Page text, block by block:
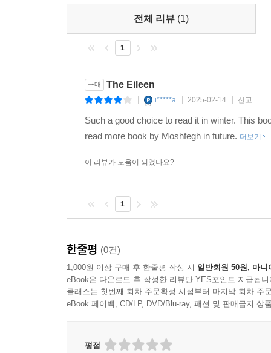
전체 리뷰 (1)
1
구매 The Eileen
i*****a 2025-02-14 신고
Such a good choice to read it in winter. This
read more book by Moshfegh in future. 더보기
이 리뷰가 도움이 되었나요?
1
한줄평 (0건)
1,000원 이상 구매 후 한줄평 작성 시 일반회원 50원, 마니
eBook은 다운로드 후 작성한 리뷰만 YES포인트 지급됩니
클래스는 첫번째 회차 주문확정 시점부터 마지막 회차 주
eBook 페이백, CD/LP, DVD/Blu-ray, 패션 및 판매금지 상
평점